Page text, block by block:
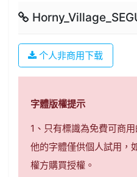
个人非商用下载
字體版權提示
1、只有標識為免費可商
他的字體僅供個人試用，
權方購買授權。